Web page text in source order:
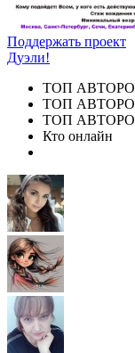
Поддержать проект
Дуэли!
ТОП
ТОП
ТОП
Кто онлайн